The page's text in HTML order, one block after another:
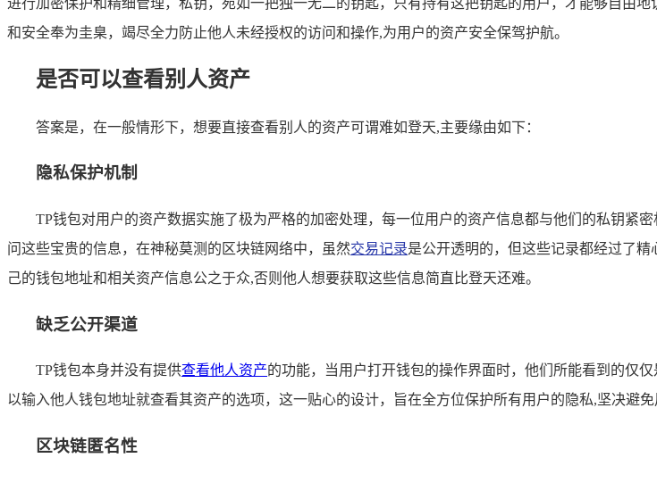
和安全奉为圭臬，竭尽全力防止他人未经授权的访问和操作,为用户的资产安全保驾护航。
是否可以查看别人资产
答案是，在一般情形下，想要直接查看别人的资产可谓难如登天,主要缘由如下：
隐私保护机制
TP钱包对用户的资产数据实施了极为严格的加密处理，每一位用户的资产信息都与他们的私钥紧
问这些宝贵的信息，在神秘莫测的区块链网络中，虽然交易记录是公开透明的，但这些记录都经过了
己的钱包地址和相关资产信息公之于众,否则他人想要获取这些信息简直比登天还难。
缺乏公开渠道
TP钱包本身并没有提供查看他人资产的功能，当用户打开钱包的操作界面时，他们所能看到的仅
以输入他人钱包地址就查看其资产的选项，这一贴心的设计，旨在全方位保护所有用户的隐私,坚决避免
区块链匿名性